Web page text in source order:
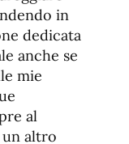
in
dedicata
anche se
mie
al
un altro